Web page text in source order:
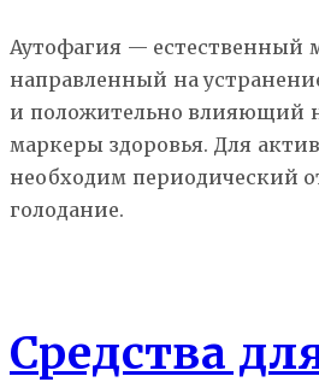
Аутофагия — естественный
направленный на
и положительно влияющий
маркеры здоровья. Для
необходим периодический
голодание.
Средства